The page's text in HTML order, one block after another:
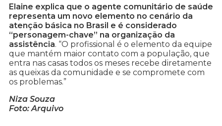
Elaine explica que o agente comunitário de saúde
representa um novo elemento no cenário da
atenção básica no Brasil e é considerado
“personagem-chave” na organização da
assistência. “O profissional é o elemento da equipe
que mantém maior contato com a população, que
entra nas casas todos os meses recebe diretamente
as queixas da comunidade e se compromete com
os problemas.”
Niza Souza
Foto: Arquivo